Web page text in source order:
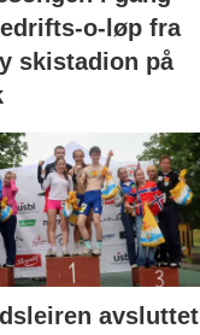
o-løp fra
skistadion på
avsluttet